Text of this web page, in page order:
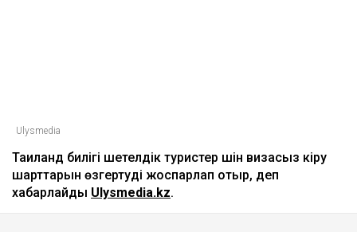
Ulysmedia
Таиланд билігі шетелдік туристер үшін визасыз кіру
шарттарын өзгертуді жоспарлап отыр, деп
хабарлайды Ulysmedia.kz.